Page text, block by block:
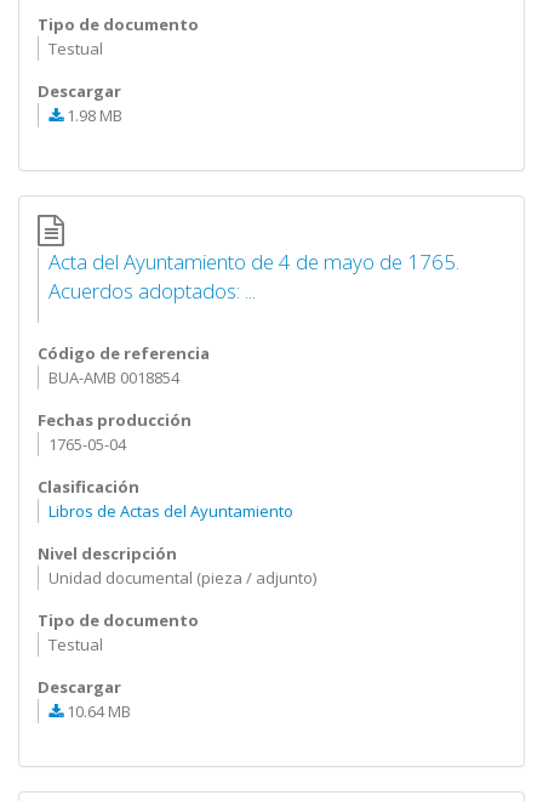
Tipo de documento
Testual
Descargar
1.98 MB
Acta del Ayuntamiento de 4 de mayo de 1765.
Acuerdos adoptados: ...
Código de referencia
BUA-AMB 0018854
Fechas producción
1765-05-04
Clasificación
Libros de Actas del Ayuntamiento
Nivel descripción
Unidad documental (pieza / adjunto)
Tipo de documento
Testual
Descargar
10.64 MB